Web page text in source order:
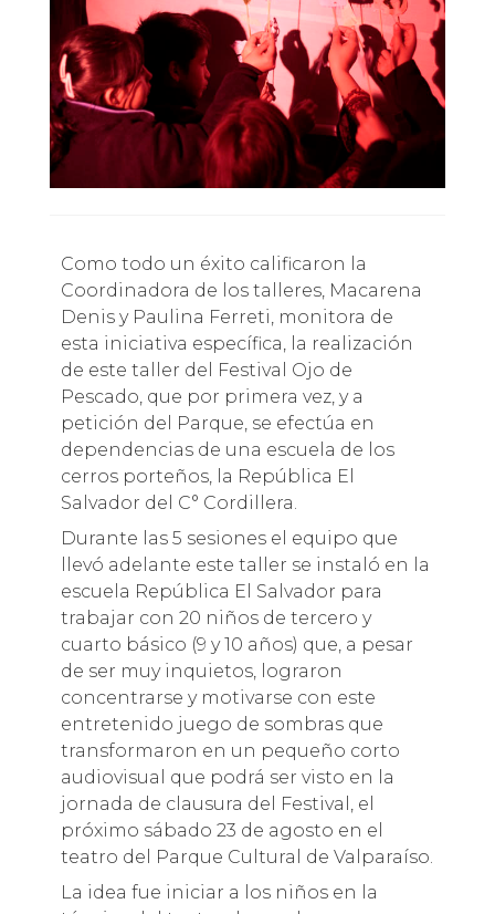
Como todo un éxito calificaron la
Coordinadora de los talleres, Macarena
Denis y Paulina Ferreti, monitora de
esta iniciativa específica, la realización
de este taller del Festival Ojo de
Pescado, que por primera vez, y a
petición del Parque, se efectúa en
dependencias de una escuela de los
cerros porteños, la República El
Salvador del C° Cordillera.
Durante las 5 sesiones el equipo que
llevó adelante este taller se instaló en la
escuela República El Salvador para
trabajar con 20 niños de tercero y
cuarto básico (9 y 10 años) que, a pesar
de ser muy inquietos, lograron
concentrarse y motivarse con este
entretenido juego de sombras que
transformaron en un pequeño corto
audiovisual que podrá ser visto en la
jornada de clausura del Festival, el
próximo sábado 23 de agosto en el
teatro del Parque Cultural de Valparaíso.
La idea fue iniciar a los niños en la